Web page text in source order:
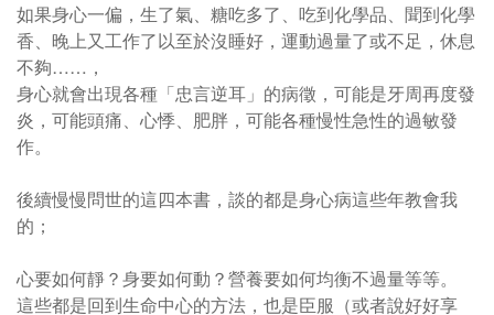
如果身心一偏，生了氣、糖吃多了、吃到化學品、聞到化學
香、晚上又工作了以至於沒睡好，運動過量了或不足，休息
不夠……，
身心就會出現各種「忠言逆耳」的病徵，可能是牙周再度發
炎，可能頭痛、心悸、肥胖，可能各種慢性急性的過敏發
作。
後續慢慢問世的這四本書，談的都是身心病這些年教會我
的；
心要如何靜？身要如何動？營養要如何均衡不過量等等。
這些都是回到生命中心的方法，也是臣服（或者說好好享